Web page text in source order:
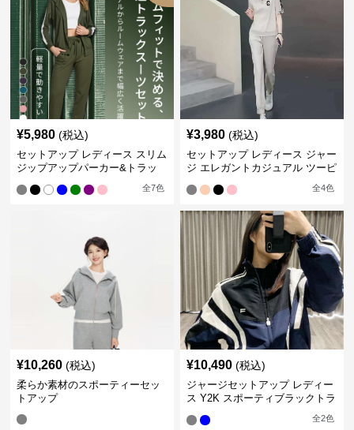
¥5,980 (税込)
セットアップ レディース スリム
ジップアップパーカー&トラッ
全7色
¥3,980 (税込)
セットアップ レディース ジャー
ジ エレガントカジュアル ツーピ
全4色
¥10,260 (税込)
柔らか素材のスポーティーセッ
トアップ
¥10,490 (税込)
ジャージセットアップ レディー
ス Y2K スポーティブラックトラ
全2色